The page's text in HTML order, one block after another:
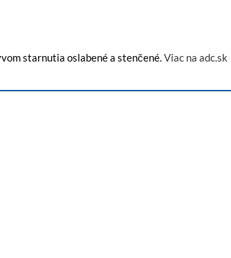
starnutia oslabené a stenčené.Viac na adc.sk